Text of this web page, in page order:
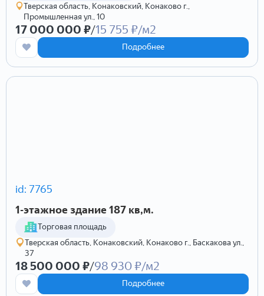
Тверская область, Конаковский, Конаково г.,
Промышленная ул., 10
Подробнее
17 000 000 ₽/15 755 ₽/м2
id: 7765
1-этажное здание 187 кв,м.
Торговая площадь
Тверская область, Конаковский, Конаково г., Баскакова ул.,
37
Подробнее
18 500 000 ₽/98 930 ₽/м2